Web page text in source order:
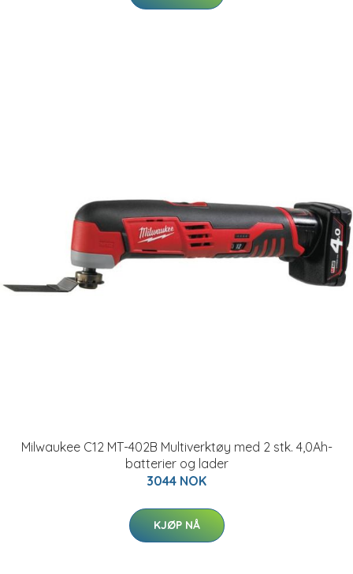
Milwaukee C12 MT-402B Multiverktøy med 2 stk. 4,0Ah-
batterier og lader
3044 NOK
KJØP NÅ